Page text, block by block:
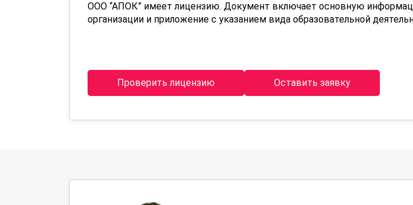
ООО “АПОК” имеет лицензию. Документ включает основную
организации и приложение с указанием вида образовательной
Проверить лицензию Оставить заявку